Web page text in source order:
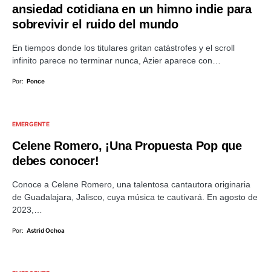
ansiedad cotidiana en un himno indie para
sobrevivir el ruido del mundo
En tiempos donde los titulares gritan catástrofes y el scroll
infinito parece no terminar nunca, Azier aparece con…
Por: Ponce
EMERGENTE
Celene Romero, ¡Una Propuesta Pop que
debes conocer!
Conoce a Celene Romero, una talentosa cantautora originaria
de Guadalajara, Jalisco, cuya música te cautivará. En agosto de
2023,…
Por: Astrid Ochoa